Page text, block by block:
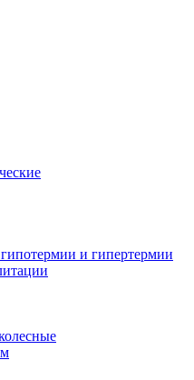
гипотермии и гипертермии